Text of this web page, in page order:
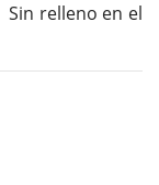
relleno en el